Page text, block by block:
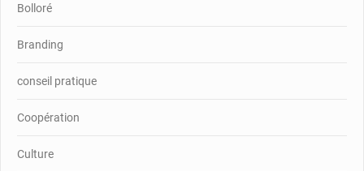
Bolloré
Branding
conseil pratique
Coopération
Culture